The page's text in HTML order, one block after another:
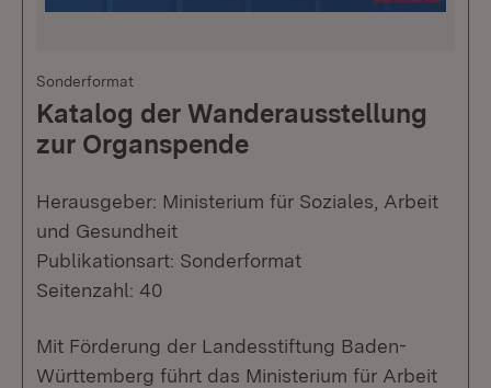
Sonderformat
Katalog der Wanderausstellung
zur Organspende
Herausgeber: Ministerium für Soziales, Arbeit
und Gesundheit
Publikationsart: Sonderformat
Seitenzahl: 40
Mit Förderung der Landesstiftung Baden-
Württemberg führt das Ministerium für Arbeit